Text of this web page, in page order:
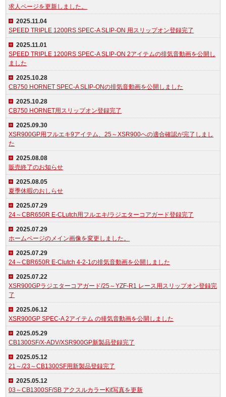
求人ページを更新しました。
2025.11.04
SPEED TRIPLE 1200RS SPEC-A SLIP-ON 用スリップオン登録完了
2025.11.01
SPEED TRIPLE 1200RS SPEC-A SLIP-ON 2アイテムの排気音動画を公開し
ました
2025.10.28
CB750 HORNET SPEC-A SLIP-ONの排気音動画を公開しました
2025.10.28
CB750 HORNET用スリップオン登録完了
2025.09.30
XSR900GP用フルエキ9アイテム、25～XSR900への適合確認が完了しまし
た
2025.08.08
販売終了のお知らせ
2025.08.05
夏季休暇のおしらせ
2025.07.29
24～CBR650R E-CLutch用フルエキ/ラジエターコアガード登録完了
2025.07.29
ホームページのメイン画像を変更しました。
2025.07.29
24～CBR650R E-Clutch 4-2-1の排気音動画を公開しました
2025.07.22
XSR900GPラジエターコアガード/25～YZF-R1 レース用スリップオン登録完
了
2025.06.12
XSR900GP SPEC-A 2アイテム の排気音動画を公開しました
2025.05.29
CB1300SF/X-ADV/XSR900GP新製品登録完了
2025.05.12
21～/23～CB1300SF用新製品登録完了
2025.05.12
03～CB1300SF/SB アクスルカラーKit写真を更新